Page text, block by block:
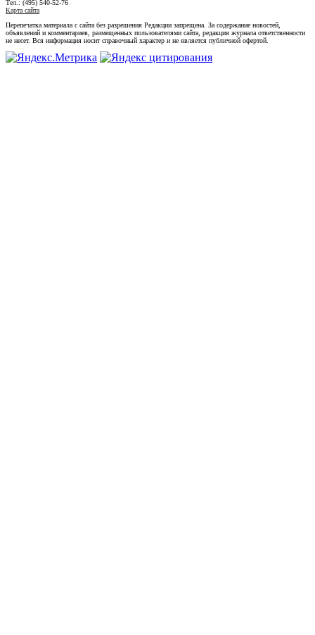
Тел.: (495) 540-52-76
Карта сайта
Перепечатка материала с сайта без разрешения Редакции запрещена. За содержание новостей,
объявлений и комментариев, размещенных пользователями сайта, редакция журнала ответственности
не несет. Вся информация носит справочный характер и не является публичной офертой.